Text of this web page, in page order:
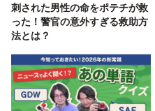
刺された男性の命をポテチが救
った！警官の意外すぎる救助方
法とは？